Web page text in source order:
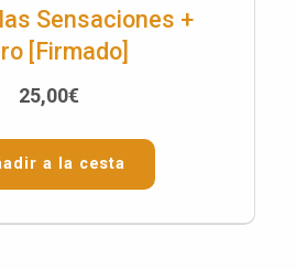
Sensaciones +
[Firmado]
25,00€
a la cesta